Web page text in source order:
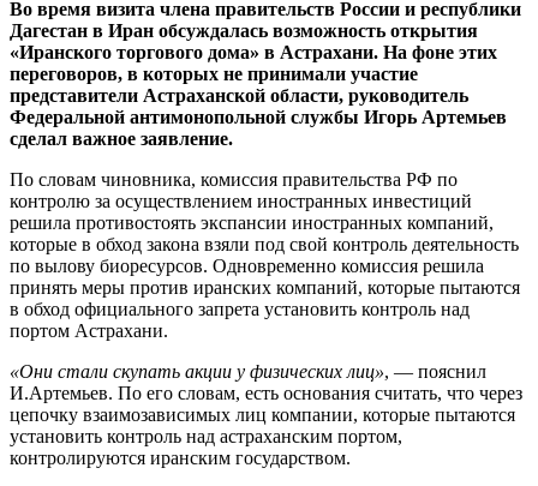
Во время визита члена правительств России и республики
Дагестан в Иран обсуждалась возможность открытия
«Иранского торгового дома» в Астрахани. На фоне этих
переговоров, в которых не принимали участие
представители Астраханской области, руководитель
Федеральной антимонопольной службы Игорь Артемьев
сделал важное заявление.
По словам чиновника, комиссия правительства РФ по
контролю за осуществлением иностранных инвестиций
решила противостоять экспансии иностранных компаний,
которые в обход закона взяли под свой контроль деятельность
по вылову биоресурсов. Одновременно комиссия решила
принять меры против иранских компаний, которые пытаются
в обход официального запрета установить контроль над
портом Астрахани.
«Они стали скупать акции у физических лиц», — пояснил
И.Артемьев. По его словам, есть основания считать, что через
цепочку взаимозависимых лиц компании, которые пытаются
установить контроль над астраханским портом,
контролируются иранским государством.